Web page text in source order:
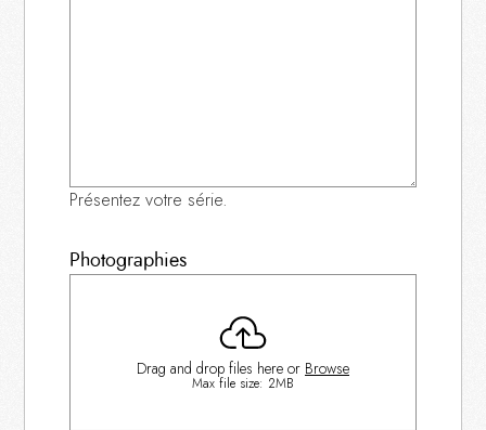
Présentez votre série.
Photographies
Drag and drop files here or Browse
Max file size: 2MB